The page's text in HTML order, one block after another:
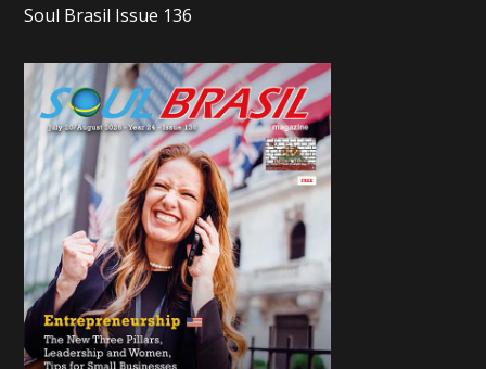
Soul Brasil Issue 136